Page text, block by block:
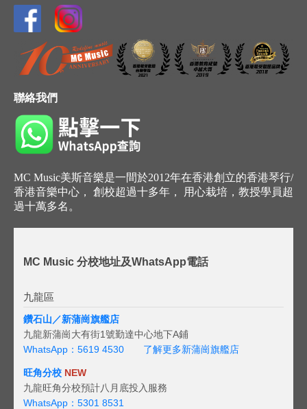
聯絡我們
MC Music美斯音樂是一間於2012年在香港創立的香港琴行/
香港音樂中心， 創校超過十多年， 用心栽培，教授學員超
過十萬多名。
MC Music 分校地址及WhatsApp電話
九龍區
鑽石山／新蒲崗旗艦店
九龍新蒲崗大有街1號勤達中心地下A鋪
WhatsApp：5619 4530
了解更多新蒲崗旗艦店
旺角分校 NEW
九龍旺角分校預計八月底投入服務
WhatsApp：5301 8531